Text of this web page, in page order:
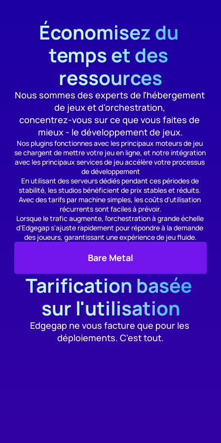
Économisez du
temps et des
ressources
Nous sommes des experts de l'hébergement
de jeux et d'orchestration,
concentrez-vous sur ce que vous faites de
mieux - le développement de jeux.
Nos plugins fonctionnes avec les principaux moteurs de jeu
se chargent de mettre votre jeu en ligne, et notre intégration
avec les principaux services de jeu accélère votre processus
de développement
En utilisant des serveurs dédiés pendant ces périodes de
stabilité, les studios bénéficient de prix stables et réduits.
Avec des tarifs par machine simples, les coûts d'utilisation
récurrents sont faciles à prévoir.
Lorsque le trafic augmente, l'orchestration à grande échelle
d'Edgegap s'ajuste rapidement pour répondre à la demande
des joueurs, garantissant une expérience de jeu fluide.
Bare Metal
Tarification basée
sur l'utilisation
Edgegap ne vous facture que pour les
déploiements. C'est tout.